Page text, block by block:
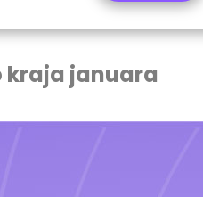
kraja januara